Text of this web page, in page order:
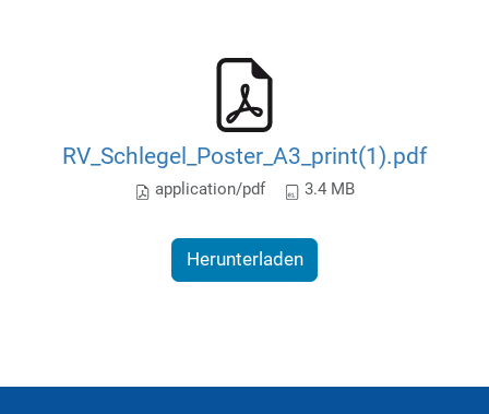
RV_Schlegel_Poster_A3_print(1).pdf
application/pdf 3.4 MB
Herunterladen